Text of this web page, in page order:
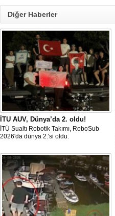
Diğer Haberler
İTU AUV, Dünya’da 2. oldu!
İTÜ Sualtı Robotik Takımı, RoboSub
2026'da dünya 2.'si oldu.